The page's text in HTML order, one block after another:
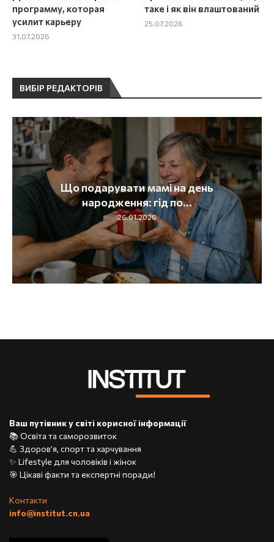
программу, которая
усилит карьеру
31.07.2026
таке і як він влаштований
25.07.2026
ВИБІР РЕДАКТОРІВ
Що подарувати мамі на день
народження: гід по...
26.01.2026
Ваш путівник у світі корисної інформації
📚 Освіта та саморозвиток
💪 Здоров’я, спорт та харчування
✨ Lifestyle для чоловіків і жінок
🎯 Цікаві факти та експертні поради!
Контакти
info@institut.cn.ua